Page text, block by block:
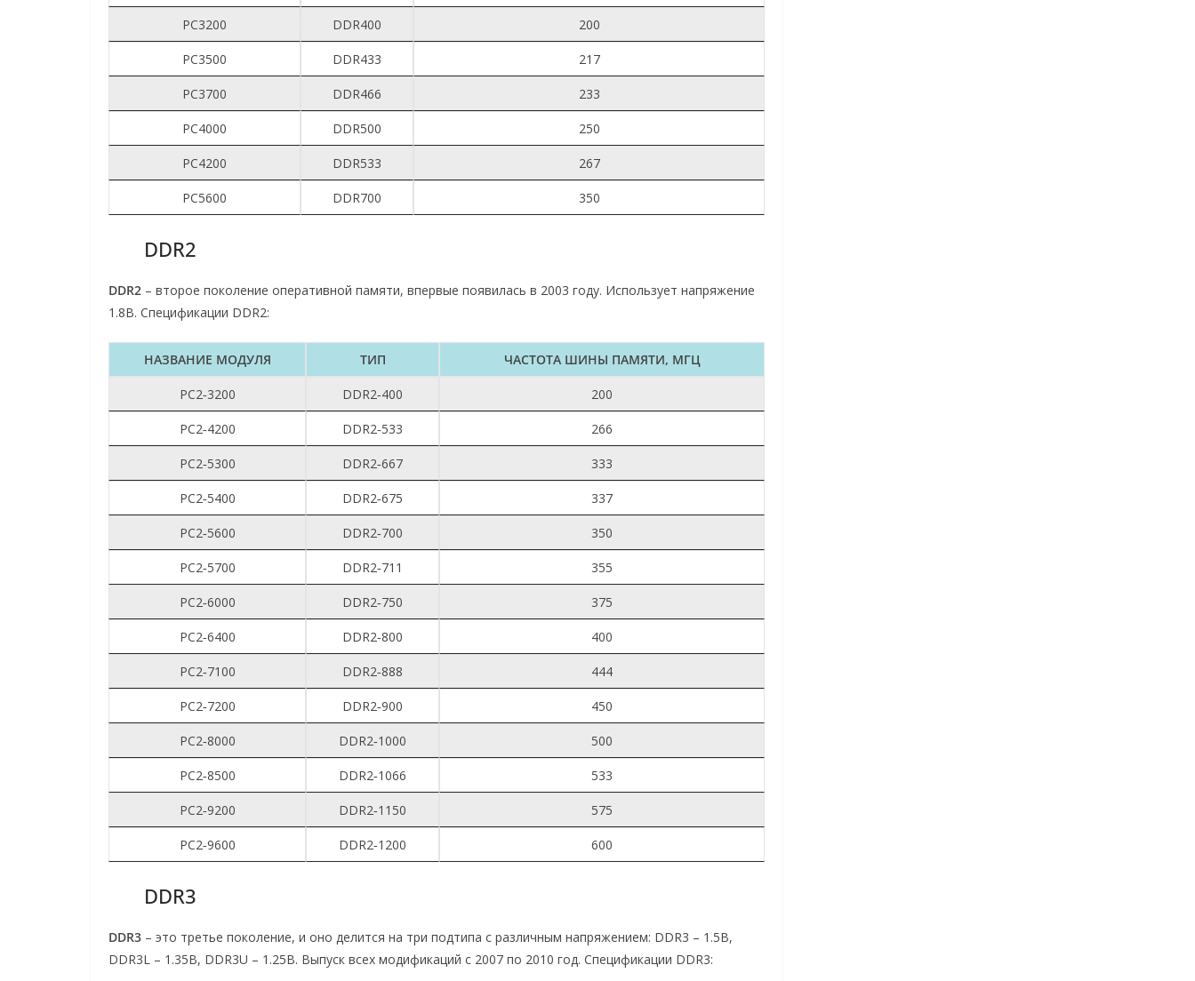
PC3200 DDR400 200
PC3500 DDR433 217
PC3700 DDR466 233
PC4000 DDR500 250
PC4200 DDR533 267
PC5600 DDR700 350
DDR2
DDR2 – второе поколение оперативной памяти, впервые появилась в 2003 году. Использует напряжение
1.8В. Спецификации DDR2:
НАЗВАНИЕ МОДУЛЯ ТИП ЧАСТОТА ШИНЫ ПАМЯТИ, МГЦ
PC2‑3200 DDR2‑400 200
PC2‑4200 DDR2‑533 266
PC2‑5300 DDR2‑667 333
PC2‑5400 DDR2‑675 337
PC2‑5600 DDR2‑700 350
PC2‑5700 DDR2‑711 355
PC2‑6000 DDR2‑750 375
PC2‑6400 DDR2‑800 400
PC2‑7100 DDR2‑888 444
PC2‑7200 DDR2‑900 450
PC2‑8000 DDR2‑1000 500
PC2‑8500 DDR2‑1066 533
PC2‑9200 DDR2‑1150 575
PC2‑9600 DDR2‑1200 600
DDR3
DDR3 – это третье поколение, и оно делится на три подтипа с различным напряжением: DDR3 – 1.5В,
DDR3L – 1.35В, DDR3U – 1.25В. Выпуск всех модификаций с 2007 по 2010 год. Спецификации DDR3: